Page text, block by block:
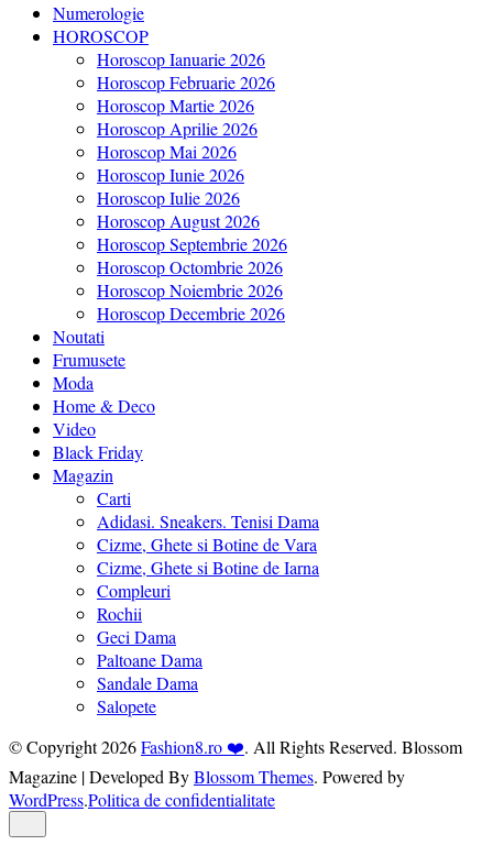
Numerologie
HOROSCOP
Horoscop Ianuarie 2026
Horoscop Februarie 2026
Horoscop Martie 2026
Horoscop Aprilie 2026
Horoscop Mai 2026
Horoscop Iunie 2026
Horoscop Iulie 2026
Horoscop August 2026
Horoscop Septembrie 2026
Horoscop Octombrie 2026
Horoscop Noiembrie 2026
Horoscop Decembrie 2026
Noutati
Frumusete
Moda
Home & Deco
Video
Black Friday
Magazin
Carti
Adidasi. Sneakers. Tenisi Dama
Cizme, Ghete si Botine de Vara
Cizme, Ghete si Botine de Iarna
Compleuri
Rochii
Geci Dama
Paltoane Dama
Sandale Dama
Salopete
© Copyright 2026Fashion8.ro ❤️. All Rights Reserved. Blossom
Magazine | Developed ByBlossom Themes. Powered by
WordPress.Politica de confidentialitate